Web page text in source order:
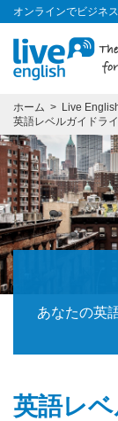
オンラインでビジネ
ホーム Live
英語レベルガイドラ
あなたの英
英語レ